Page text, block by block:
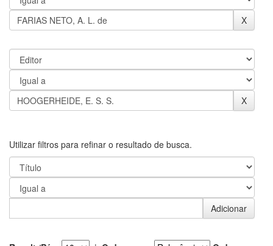
Utilizar filtros para refinar o resultado de busca.